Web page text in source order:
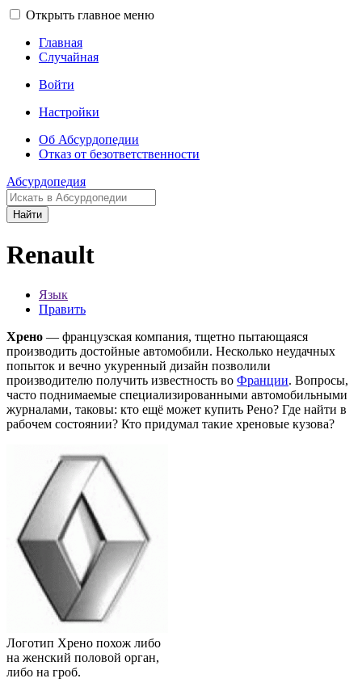
Открыть главное меню
Главная
Случайная
Войти
Настройки
Об Абсурдопедии
Отказ от безответственности
Абсурдопедия
Найти
Renault
Язык
Править
Хрено — французская компания, тщетно пытающаяся
производить достойные автомобили. Несколько неудачных
попыток и вечно укуренный дизайн позволили
производителю получить известность во Франции. Вопросы,
часто поднимаемые специализированными автомобильными
журналами, таковы: кто ещё может купить Рено? Где найти в
рабочем состоянии? Кто придумал такие хреновые кузова?
Логотип Хрено похож либо
на женский половой орган,
либо на гроб.